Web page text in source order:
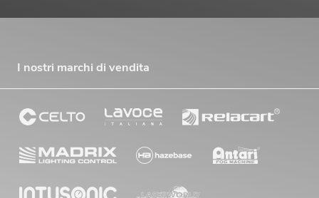
I nostri marchi di vendita